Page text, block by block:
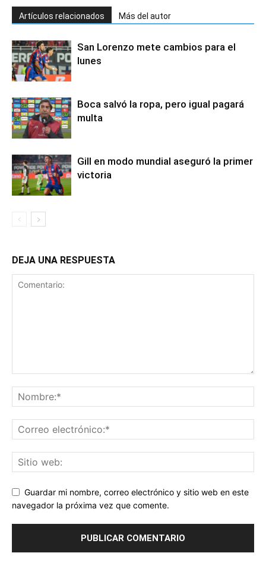
Artículos relacionados Más del autor
San Lorenzo mete cambios para el
lunes
Boca salvó la ropa, pero igual pagará
multa
Gill en modo mundial aseguró la primer
victoria
DEJA UNA RESPUESTA
Guardar mi nombre, correo electrónico y sitio web en este
navegador la próxima vez que comente.